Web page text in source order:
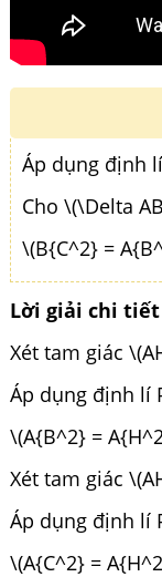
Áp dụng định
Cho \(\Delta
\(B{C^2} =
Lời giải chi tiết
Xét tam giác
Áp dụng định lí
\(A{B^2} =
Xét tam giác
Áp dụng định lí
\(A{C^2} =